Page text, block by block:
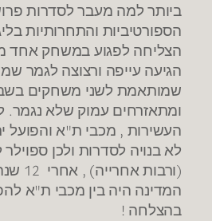
ביותר למה מעבר לסדרות
הספורטיביות והתחרותיות
הצליחה לפגוע במשחק אחד
הגיעה עייפה ורצוצה לגמר
שמותאמת לשני משחקים
ומתאזרחים עמוק שלא נגמר.
העשירות , מכבי ת"א והפועל
לא בנויה לסדרות ולכן
המדינה היה בין מכבי ת"א
בהצלחה !